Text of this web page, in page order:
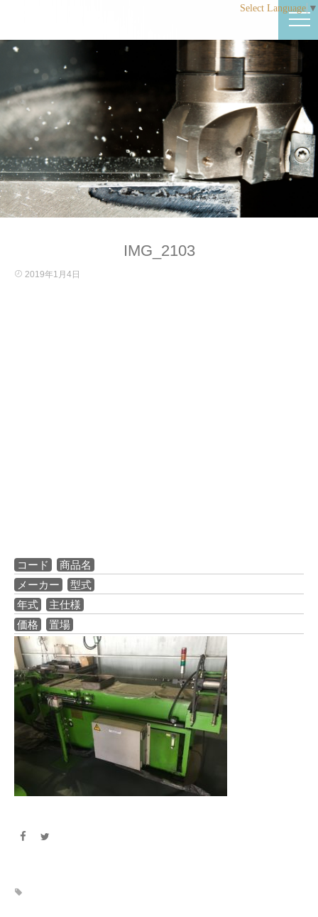
Select Language ▼
IMG_2103
2019年1月4日
コード
商品名
メーカー
型式
年式
主仕様
価格
置場